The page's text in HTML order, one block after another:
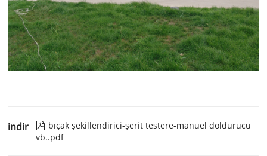
indir  bıçak şekillendirici-şerit testere-manuel doldurucu
vb..pdf